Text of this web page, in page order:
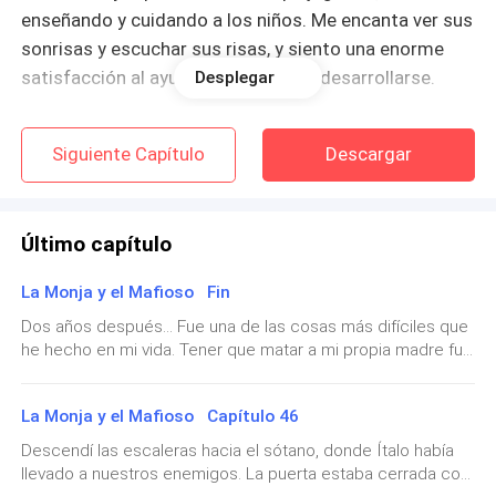
enseñando y cuidando a los niños. Me encanta ver sus
sonrisas y escuchar sus risas, y siento una enorme
satisfacción al ayudarles a crecer y desarrollarse.
A veces, los niños pueden ser difíciles o desafiantes,
pero nunca me rindo con ellos. Creo que cada uno de
ellos tiene un potencial increíble y quiero ayudarles a
vocación. Desde que me uní a la orden religiosa, he
sentido una profunda paz y alegría interior. Siento que
estoy cumpliendo el propósito para el cual fui creada
niños.
Aunque hay días en los que las tareas pueden ser
Desplegar
Siguiente Capítulo Descargar
Último capítulo
La Monja y el Mafioso Fin
Dos años después... Fue una de las cosas más difíciles que
he hecho en mi vida. Tener que matar a mi propia madre fue
nunca me amó. Durante toda mi vida, fui una carga para ella,
un peso muerto en su vida. Me dijo cosas terribles mientras
me llevaba al garaje. Dijo que mi padre la había rechazado
después de mi embarazo y que la idea de darme en
La Monja y el Mafioso Capítulo 46
Descendí las escaleras hacia el sótano, donde Ítalo había
llevado a nuestros enemigos. La puerta estaba cerrada con